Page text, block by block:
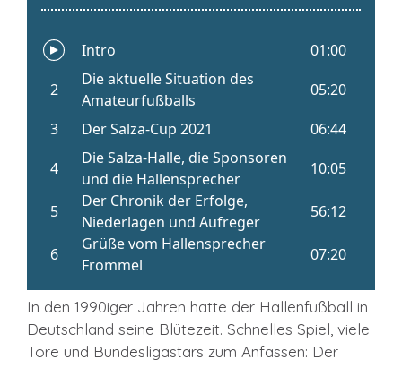
In den 1990iger Jahren hatte der Hallenfußball in
Deutschland seine Blütezeit. Schnelles Spiel, viele
Tore und Bundesligastars zum Anfassen: Der